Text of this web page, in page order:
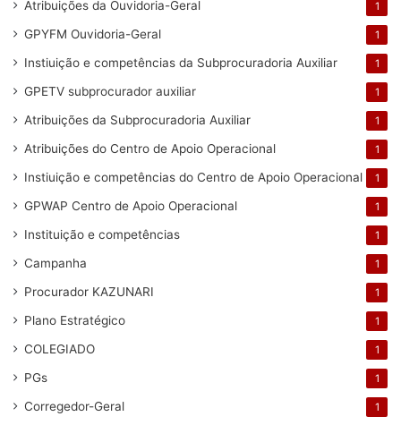
Atribuições da Ouvidoria-Geral 1
GPYFM Ouvidoria-Geral 1
Instiuição e competências da Subprocuradoria Auxiliar 1
GPETV subprocurador auxiliar 1
Atribuições da Subprocuradoria Auxiliar 1
Atribuições do Centro de Apoio Operacional 1
Instiuição e competências do Centro de Apoio Operacional 1
GPWAP Centro de Apoio Operacional 1
Instituição e competências 1
Campanha 1
Procurador KAZUNARI 1
Plano Estratégico 1
COLEGIADO 1
PGs 1
Corregedor-Geral 1